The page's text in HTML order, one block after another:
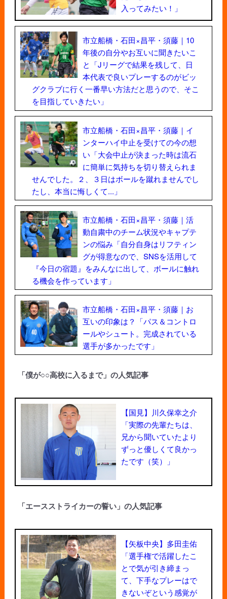
入ってみたい！」
市立船橋・石田×昌平・須藤｜10
年後の自分やお互いに聞きたいこ
と「Jリーグで結果を残して、日
本代表で良いプレーするのがビッ
グクラブに行く一番早い方法だと思うので、そこ
を目指していきたい」
市立船橋・石田×昌平・須藤｜イ
ンターハイ中止を受けての今の想
い「大会中止が決まった時は流石
に簡単に気持ちを切り替えられま
せんでした。２、３日はボールを蹴れませんでし
たし、本当に悔しくて...」
市立船橋・石田×昌平・須藤｜活
動自粛中のチーム状況やキャプテ
ンの悩み「自分自身はリフティン
グが得意なので、SNSを活用して
『今日の宿題』をみんなに出して、ボールに触れ
る機会を作っています」
市立船橋・石田×昌平・須藤｜お
互いの印象は？「パス＆コントロ
ールやシュート。完成されている
選手が多かったです」
「僕が○○高校に入るまで」の人気記事
【国見】川久保幸之介
「実際の先輩たちは、
兄から聞いていたより
ずっと優しくて良かっ
たです（笑）」
「エースストライカーの誓い」の人気記事
【矢板中央】多田圭佑
「選手権で活躍したこ
とで気が引き締まっ
て、下手なプレーはで
きないぞという感覚が